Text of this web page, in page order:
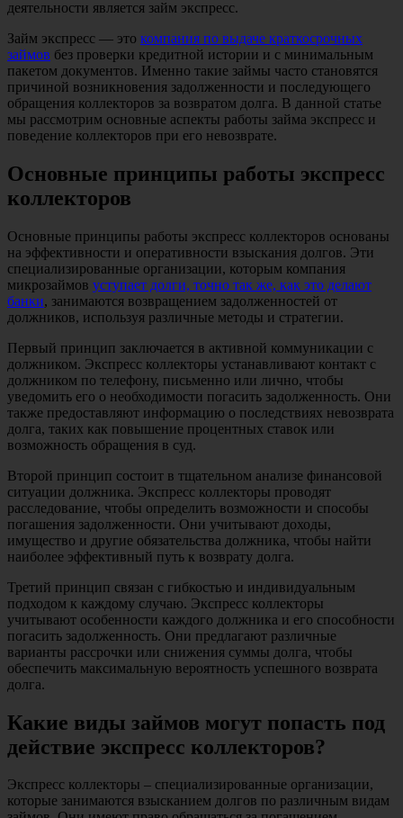
деятельности является займ экспресс.
Займ экспресс — это компания по выдаче краткосрочных
займов без проверки кредитной истории и с минимальным
пакетом документов. Именно такие займы часто становятся
причиной возникновения задолженности и последующего
обращения коллекторов за возвратом долга. В данной статье
мы рассмотрим основные аспекты работы займа экспресс и
поведение коллекторов при его невозврате.
Основные принципы работы экспресс
коллекторов
Основные принципы работы экспресс коллекторов основаны
на эффективности и оперативности взыскания долгов. Эти
специализированные организации, которым компания
микрозаймов уступает долги, точно так же, как это делают
банки, занимаются возвращением задолженностей от
должников, используя различные методы и стратегии.
Первый принцип заключается в активной коммуникации с
должником. Экспресс коллекторы устанавливают контакт с
должником по телефону, письменно или лично, чтобы
уведомить его о необходимости погасить задолженность. Они
также предоставляют информацию о последствиях невозврата
долга, таких как повышение процентных ставок или
возможность обращения в суд.
Второй принцип состоит в тщательном анализе финансовой
ситуации должника. Экспресс коллекторы проводят
расследование, чтобы определить возможности и способы
погашения задолженности. Они учитывают доходы,
имущество и другие обязательства должника, чтобы найти
наиболее эффективный путь к возврату долга.
Третий принцип связан с гибкостью и индивидуальным
подходом к каждому случаю. Экспресс коллекторы
учитывают особенности каждого должника и его способности
погасить задолженность. Они предлагают различные
варианты рассрочки или снижения суммы долга, чтобы
обеспечить максимальную вероятность успешного возврата
долга.
Какие виды займов могут попасть под
действие экспресс коллекторов?
Экспресс коллекторы – специализированные организации,
которые занимаются взысканием долгов по различным видам